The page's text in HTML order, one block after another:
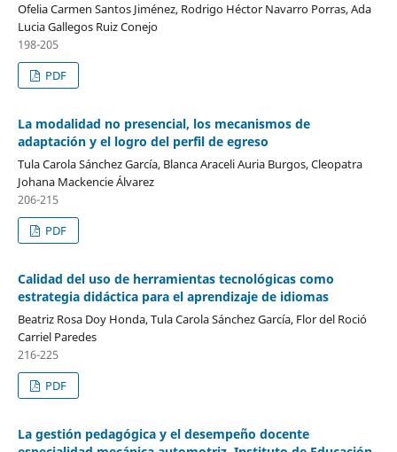
Ofelia Carmen Santos Jiménez, Rodrigo Héctor Navarro Porras, Ada
Lucia Gallegos Ruiz Conejo
198-205
PDF
La modalidad no presencial, los mecanismos de
adaptación y el logro del perfil de egreso
Tula Carola Sánchez García, Blanca Araceli Auria Burgos, Cleopatra
Johana Mackencie Álvarez
206-215
PDF
Calidad del uso de herramientas tecnológicas como
estrategia didáctica para el aprendizaje de idiomas
Beatriz Rosa Doy Honda, Tula Carola Sánchez García, Flor del Roció
Carriel Paredes
216-225
PDF
La gestión pedagógica y el desempeño docente